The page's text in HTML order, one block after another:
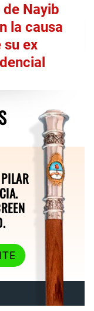
Nayib
la causa
ex